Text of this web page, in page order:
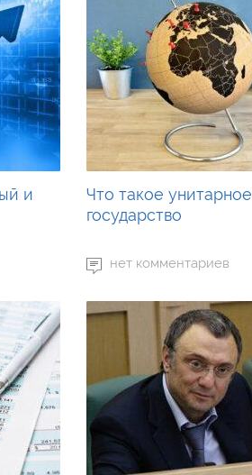
и
Что такое унитарное
государство
нет комментариев